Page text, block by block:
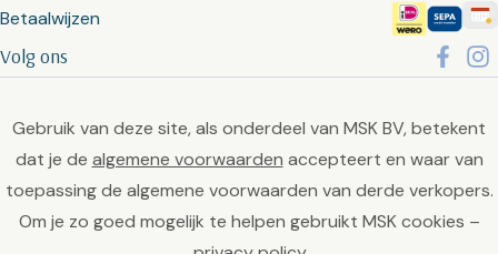
Betaalwijzen
Volg ons
Gebruik van deze site, als onderdeel van MSK BV, betekent
dat je de algemene voorwaarden accepteert en waar van
toepassing de algemene voorwaarden van derde verkopers.
Om je zo goed mogelijk te helpen gebruikt MSK cookies –